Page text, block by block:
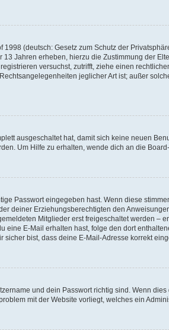
(deutsch: Gesetz zum Schutz der
Jahren erheben, hierzu die Zustimmung der
versuchst, zutrifft, ziehe einen
jeglicher Art ist; außer
ausgeschaltet hat, damit sich keine neuen
Um Hilfe zu erhalten, wende dich an die
Passwort eingegeben hast. Wenn diese
deiner Erziehungsberechtigten den
Mitglieder erst freigeschaltet werden –
eine E-Mail erhalten hast, folge den dort
bist, dass deine E-Mail-Adresse korrekt
und dein Passwort richtig sind. Wenn
mit der Website vorliegt, welches ein